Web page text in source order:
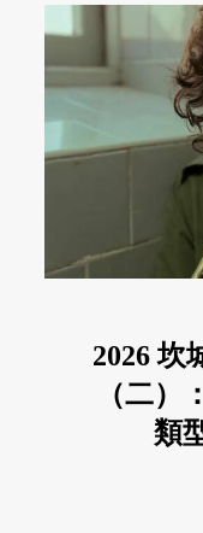
2026 坎
（二）
類